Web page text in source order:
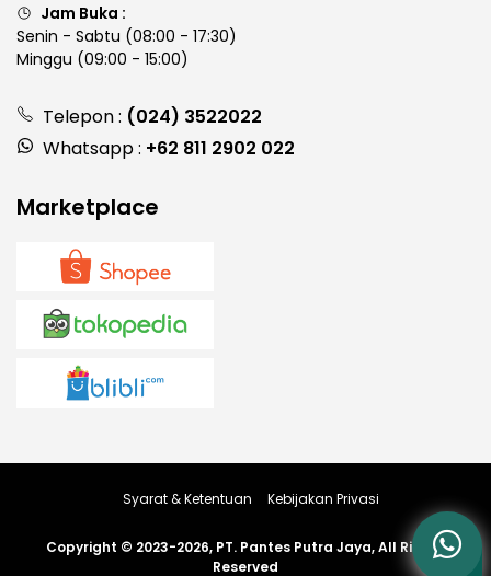
Jam Buka :
Senin - Sabtu (08:00 - 17:30)
Minggu (09:00 - 15:00)
Telepon : (024) 3522022
Whatsapp : +62 811 2902 022
Marketplace
Copyright © 2023-2026, PT. Pantes Putra Jaya, All Rights
Reserved
Syarat & Ketentuan Kebijakan Privasi